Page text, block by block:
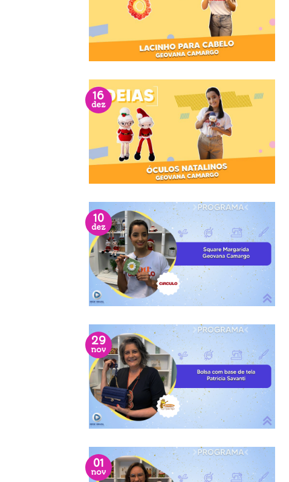
16
dez
10
dez
29
nov
01
nov